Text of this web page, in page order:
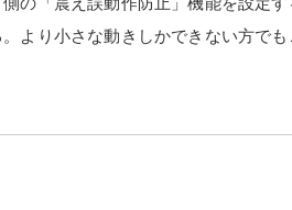
より小さな動きしかできない方で